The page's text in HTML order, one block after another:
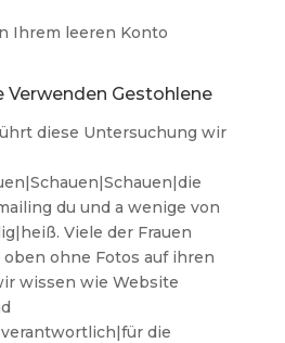
Ihrem leeren Konto
Verwenden Gestohlene
diese Untersuchung wir
du und a wenige von
Viele der Frauen
ohne Fotos auf ihren
wissen wie Website
die